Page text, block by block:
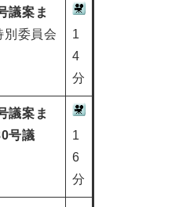
議案ま
委員会
1
4
分
議案ま
号議
1
6
分